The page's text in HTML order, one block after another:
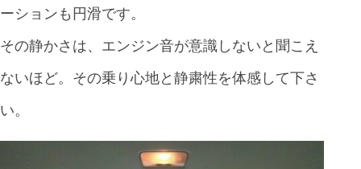
ーションも円滑です。
その静かさは、エンジン音が意識しないと聞こえ
ないほど。その乗り心地と静粛性を体感して下さ
い。